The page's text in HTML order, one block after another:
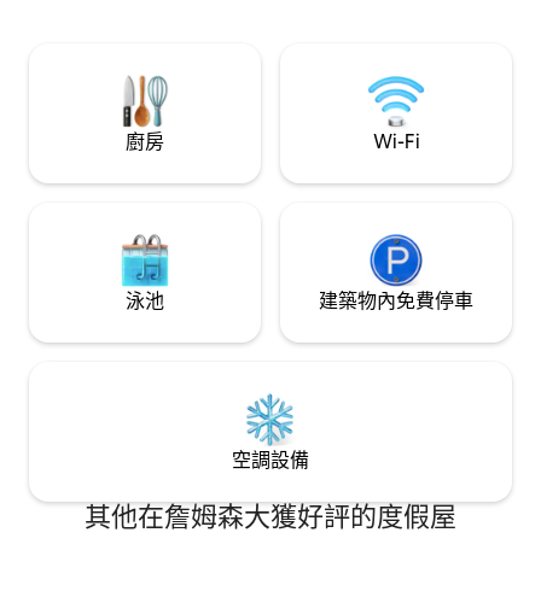
預訂住宿！
廚房 Wi-Fi
泳池 建築物內免費停車
空調設備
其他在詹姆森大獲好評的度假屋